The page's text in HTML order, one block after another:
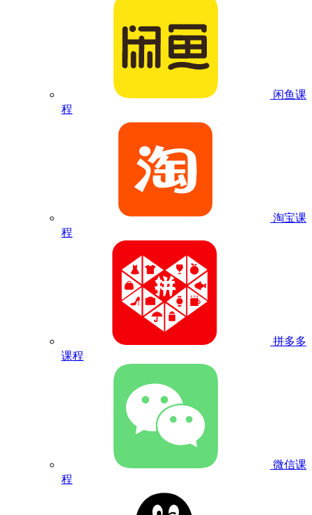
闲鱼课
程
淘宝课
程
拼多多
课程
微信课
程